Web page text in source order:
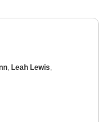
Leah Lewis